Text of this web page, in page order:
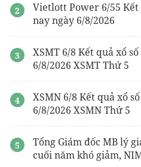
Vietlott Power 6/55
nay ngày 6/8/2026
XSMT 6/8 Kết quả xổ
6/8/2026 XSMT Thứ 5
XSMN 6/8 Kết quả xổ
6/8/2026 XSMN Thứ 5
Tổng Giám đốc MB lý
cuối năm khó giảm,